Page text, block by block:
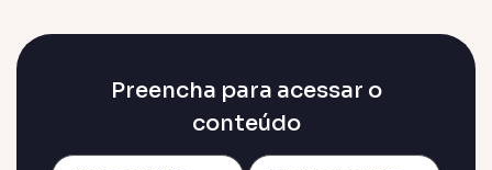
Preencha para acessar o
conteúdo